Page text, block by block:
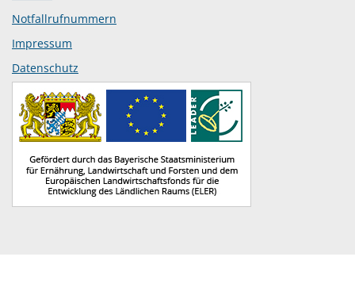
Notfallrufnummern
Impressum
Datenschutz